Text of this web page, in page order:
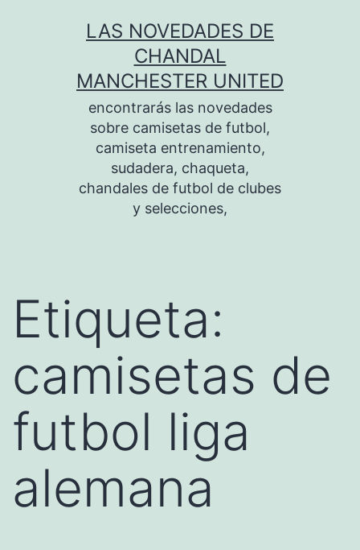
LAS NOVEDADES DE
CHANDAL
MANCHESTER UNITED
encontrarás las novedades
sobre camisetas de futbol,
camiseta entrenamiento,
sudadera, chaqueta,
chandales de futbol de clubes
y selecciones,
Etiqueta:
camisetas de
futbol liga
alemana